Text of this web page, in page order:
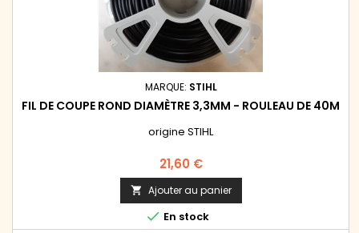
MARQUE: STIHL
FIL DE COUPE ROND DIAMÈTRE 3,3MM - ROULEAU DE 40M
origine STIHL
Prix
21,60 €
 Ajouter au panier
 En stock